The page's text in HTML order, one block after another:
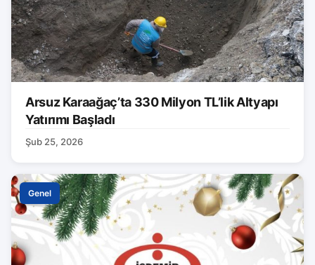
Arsuz Karaağaç’ta 330 Milyon TL’lik Altyapı
Yatırımı Başladı
Şub 25, 2026
Genel